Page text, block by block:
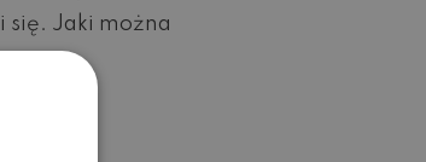
się. Jaki można